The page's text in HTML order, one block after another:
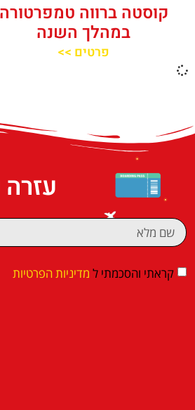
קוסטה ברווה טמפרטורה
במהלך השנה
פרטים >>
קראתי והסכמתי ל מדיניות הפרטיות